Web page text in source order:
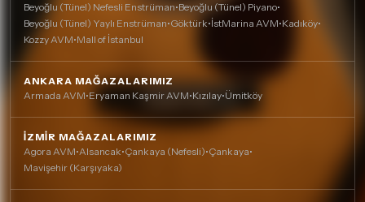
Beyoğlu (Tünel) Nefesli Enstrüman•Beyoğlu (Tünel) Piyano•
Beyoğlu (Tünel) Yaylı Enstrüman•Göktürk•İstMarina AVM•Kadıköy•
Kozzy AVM•Mall of İstanbul
ANKARA MAĞAZALARIMIZ
Armada AVM•Eryaman Kaşmir AVM•Kızılay•Ümitköy
İZMIR MAĞAZALARIMIZ
Agora AVM•Alsancak•Çankaya (Nefesli)•Çankaya•
Mavişehir (Karşıyaka)